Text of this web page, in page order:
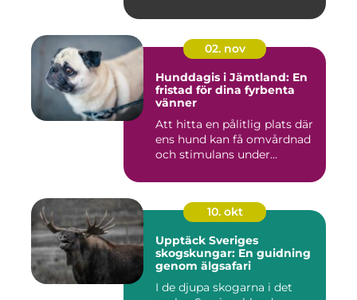
02. nov
Hunddagis i Jämtland: En
fristad för dina fyrbenta
vänner
Att hitta en pålitlig plats där
ens hund kan få omvårdnad
och stimulans under...
10. okt
Upptäck Sveriges
skogskungar: En guidning
genom älgsafari
I de djupa skogarna i det